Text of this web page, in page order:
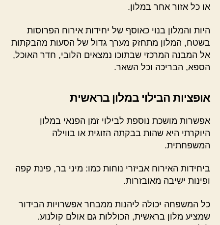
או כל אזור אחר במלון.
היות והמלון בנוי כאוסף של יחידות אירוח הפרוסות
בשטח, המלון מתחזק מערך גדול של הסעות מהבקתות
אל המבנה המרכזי שבתוכו נמצאים הלובי, חדר האוכל,
הספא, הבריכה וכל השאר.
אופציות הבילוי במלון בראשית
אפשרות מושכת נוספת לבילוי זמן הפנאי במלון
היוקרתי היא שהות בבקתה הזוגית או בווילה
המשפחתית.
ביחידות האירוח אביזרי נוחות כמו: מיני בר, פינת קפה
ופינות ישיבה מאובזרות.
כל המשפחה יכולה ליהנות ממבחר אפשרויות הבידור
שמציע מלון בראשית, הכוללות גם אולם קולנוע.